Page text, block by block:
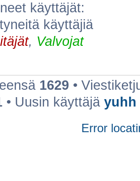
käyttäjät:
käyttäjiä
, Valvojat
1629 •
• Uusin käyttäjä yuhh
Error